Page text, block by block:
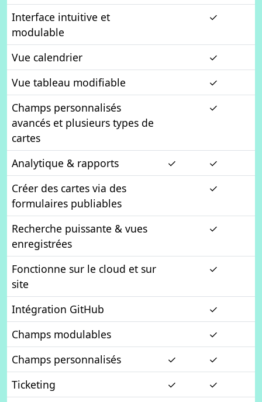
Interface intuitive et
modulable
✓
Vue calendrier
✓
Vue tableau modifiable
✓
Champs personnalisés
avancés et plusieurs types de
cartes
✓
Analytique & rapports ✓
✓
Créer des cartes via des
formulaires publiables
✓
Recherche puissante & vues
enregistrées
✓
Fonctionne sur le cloud et sur
site
✓
Intégration GitHub
✓
Champs modulables
✓
Champs personnalisés
✓
✓
Ticketing
✓
✓